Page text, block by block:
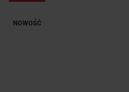
NOWOŚĆ